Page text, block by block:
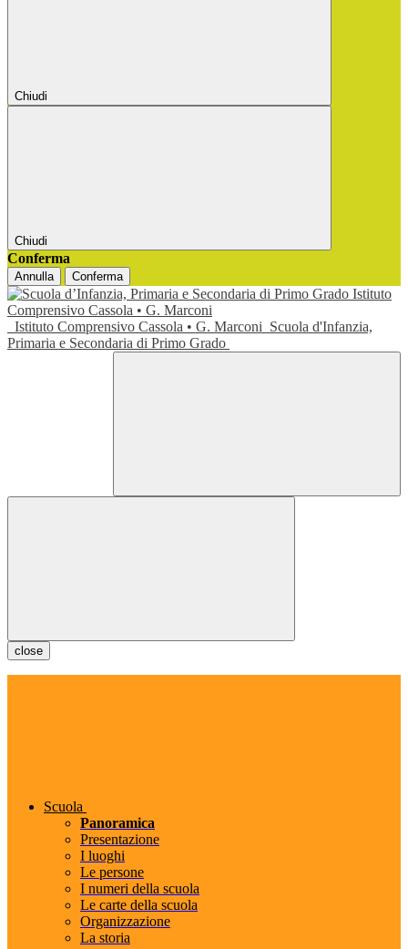
Chiudi
Chiudi
Conferma
Annulla Conferma
Istituto Comprensivo Cassola • G. Marconi Scuola d'Infanzia,
Primaria e Secondaria di Primo Grado
close
Scuola
Panoramica
Presentazione
I luoghi
Le persone
I numeri della scuola
Le carte della scuola
Organizzazione
La storia